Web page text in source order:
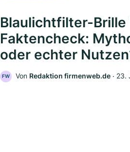
Blaulichtfilter-Brille
Faktencheck:
oder echter
FW Von Redaktion firmenweb.de ‧ 23.